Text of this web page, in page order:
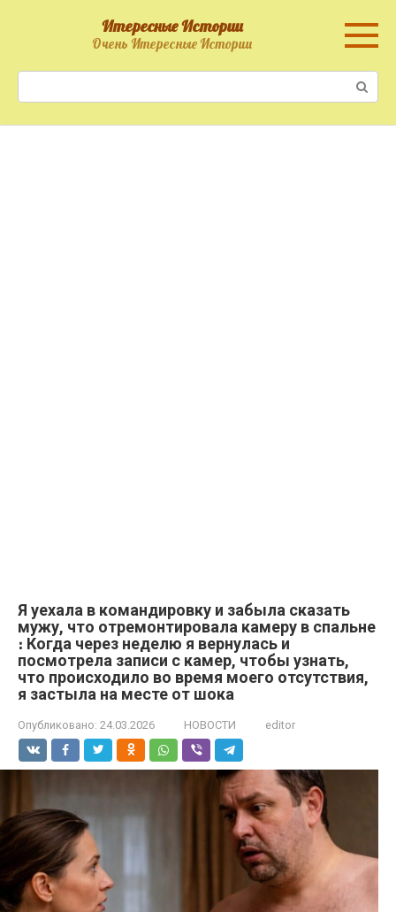
Итересные Истории
Очень Итересные Истории
Я уехала в командировку и забыла сказать
мужу, что отремонтировала камеру в спальне
։ Когда через неделю я вернулась и
посмотрела записи с камер, чтобы узнать,
что происходило во время моего отсутствия,
я застыла на месте от шока
Опубликовано: 24.03.2026 НОВОСТИ editor